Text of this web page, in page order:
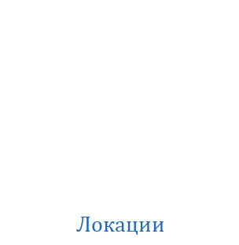
Локации